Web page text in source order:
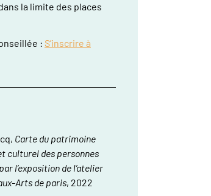
la limite des places
: S’inscrire à
Carte du patrimoine
culturel des personnes
l’exposition de l’atelier
Arts de paris, 2022